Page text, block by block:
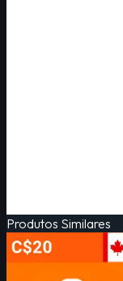
Produtos Similares